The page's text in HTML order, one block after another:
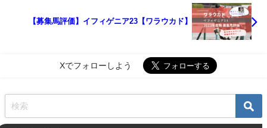
【募集馬評価】イフィゲニア23【ワラウカド】
Xでフォローしよう